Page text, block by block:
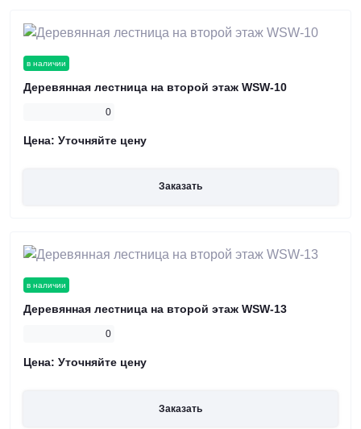
в наличии
Деревянная лестница на второй этаж WSW-10
0
Цена: Уточняйте цену
Заказать
в наличии
Деревянная лестница на второй этаж WSW-13
0
Цена: Уточняйте цену
Заказать